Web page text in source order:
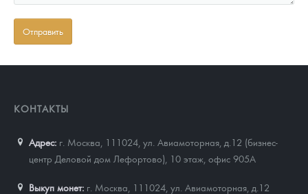
КОНТАКТЫ
Адрес: г. Москва, 111024 ул. Авиамоторная, д.12 (бизнес-
центр Деловой дом Лефортово), 10 этаж, офис 905А
Выкуп монет: г. Москва, 111024, ул. Авиамоторная, д.12